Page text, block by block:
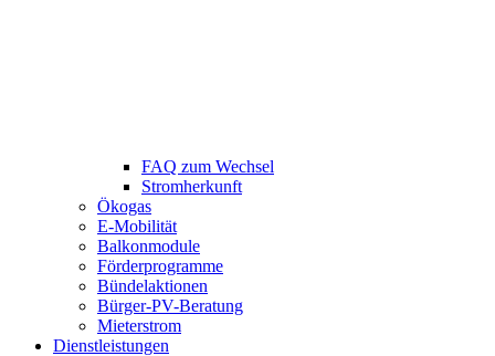
FAQ zum Wechsel
Stromherkunft
Ökogas
E-Mobilität
Balkonmodule
Förderprogramme
Bündelaktionen
Bürger-PV-Beratung
Mieterstrom
Dienstleistungen